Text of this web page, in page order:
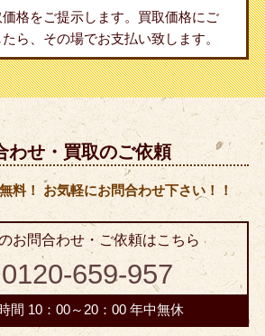
格をご提示します。買取価格にご
ら、その場でお支払い致します。
わせ・買取のご依頼
料！ お気軽にお問合わせ下さい！！
お問合わせ・ご依頼はこちら
0120-659-957
間 10：00～20：00 年中無休